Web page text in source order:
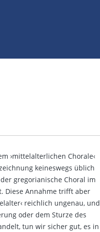
›mittelalterlichen Chorale‹
keineswegs üblich
gregorianische Choral im
Diese Annahme trifft aber
reichlich ungenau, und
oder dem Sturze des
tun wir sicher gut, es in